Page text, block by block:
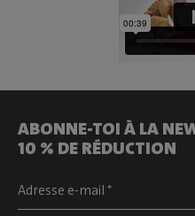
ABONNE-TOI À LA
10 % DE RÉDUCTION